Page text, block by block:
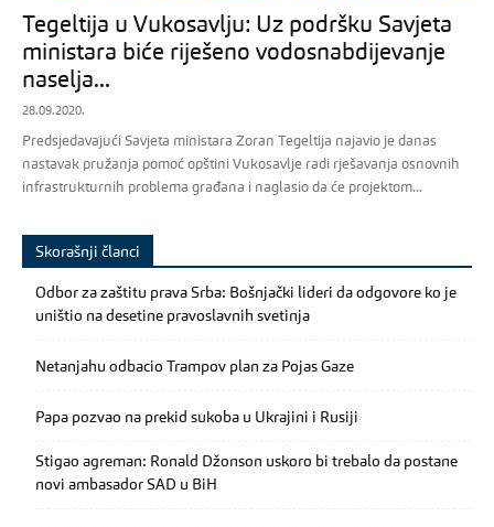
Tegeltija u Vukosavlju: Uz podršku Savjeta
ministara biće riješeno vodosnabdijevanje
naselja...
28.09.2020.
Predsjedavajući Savjeta ministara Zoran Tegeltija najavio je danas
nastavak pružanja pomoć opštini Vukosavlje radi rješavanja osnovnih
infrastrukturnih problema građana i naglasio da će projektom...
Skorašnji članci
Odbor za zaštitu prava Srba: Bošnjački lideri da odgovore ko je
uništio na desetine pravoslavnih svetinja
Netanjahu odbacio Trampov plan za Pojas Gaze
Papa pozvao na prekid sukoba u Ukrajini i Rusiji
Stigao agreman: Ronald Džonson uskoro bi trebalo da postane
novi ambasador SAD u BiH